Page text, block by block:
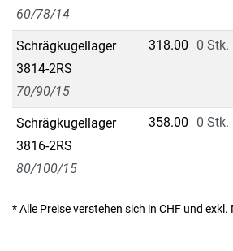
60/78/14
Schrägkugellager
3814-2RS
70/90/15
318.00 0 Stk.
Schrägkugellager
3816-2RS
80/100/15
358.00 0 Stk.
* Alle Preise verstehen sich in CHF und exkl.